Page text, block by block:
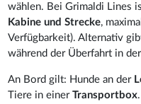
wählen. Bei Grimaldi Lines
Kabine und Strecke,
Verfügbarkeit). Alternativ
während der Überfahrt in
An Bord gilt: Hunde an der
Tiere in einerTransportbox